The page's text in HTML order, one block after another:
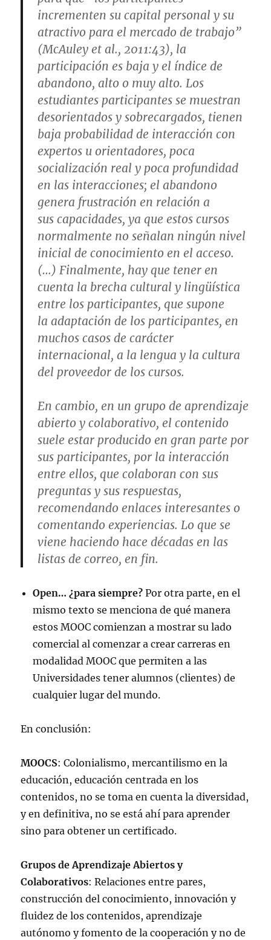
incrementen su capital personal y su
atractivo para el mercado de trabajo”
(McAuley et al., 2011:43), la
participación es baja y el índice de
abandono, alto o muy alto. Los
estudiantes participantes se muestran
desorientados y sobrecargados, tienen
baja probabilidad de interacción con
expertos u orientadores, poca
socialización real y poca profundidad
en las interacciones; el abandono
genera frustración en relación a
sus capacidades, ya que estos cursos
normalmente no señalan ningún nivel
inicial de conocimiento en el acceso.
(…) Finalmente, hay que tener en
cuenta la brecha cultural y lingüística
entre los participantes, que supone
la adaptación de los participantes, en
muchos casos de carácter
internacional, a la lengua y la cultura
del proveedor de los cursos.
En cambio, en un grupo de aprendizaje
abierto y colaborativo, el contenido
suele estar producido en gran parte por
sus participantes, por la interacción
entre ellos, que colaboran con sus
preguntas y sus respuestas,
recomendando enlaces interesantes o
comentando experiencias.Lo que se
viene haciendo hace décadas en las
listas de correo, en fin.
Open… ¿para siempre? Por otra parte, en el
mismo texto se menciona de qué manera
estos MOOC comienzan a mostrar su lado
comercial al comenzar a crear carreras en
modalidad MOOC que permiten a las
Universidades tener alumnos (clientes) de
cualquier lugar del mundo.
En conclusión:
MOOCS: Colonialismo, mercantilismo en la
educación, educación centrada en los
contenidos, no se toma en cuenta la diversidad,
y en definitiva, no se está ahí para aprender
sino para obtener un certificado.
Grupos de Aprendizaje Abiertos y
Colaborativos: Relaciones entre pares,
construcción del conocimiento, innovación y
fluidez de los contenidos, aprendizaje
autónomo y fomento de la cooperación y no de